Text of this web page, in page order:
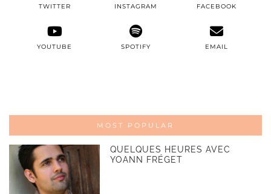
TWITTER INSTAGRAM FACEBOOK
YOUTUBE SPOTIFY EMAIL
MOST POPULAR
QUELQUES HEURES AVEC
YOANN FRÉGET